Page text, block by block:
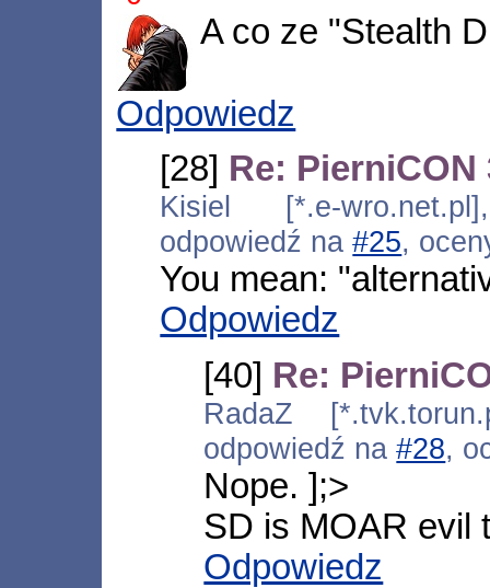
A co ze "Stealth
Odpowiedz
[28] Re:
Kisiel [*.e-
odpowiedź na#25,
You mean:
Odpowiedz
[40] Re:
RadaZ
odpowiedź na#28,
Nope. ];>
SD is MOAR evil
Odpowiedz